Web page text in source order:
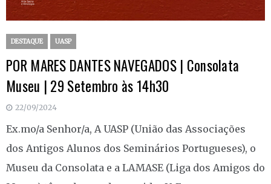
DESTAQUE UASP
POR MARES DANTES NAVEGADOS | Consolata
Museu | 29 Setembro às 14h30
22/09/2024
Ex.mo/a Senhor/a, A UASP (União das Associações
dos Antigos Alunos dos Seminários Portugueses), o
Museu da Consolata e a LAMASE (Liga dos Amigos do